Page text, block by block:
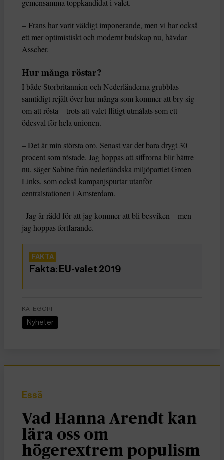
gemensamma toppkandidat i valet.
– Frans har varit väldigt imponerande, men vi har också
ett mer optimistiskt och modernt budskap nu, hävdar
Asscher.
Hur många röstar?
I både Storbritannien och Nederländerna grubblas
samtidigt rejält över hur många som kommer att bry sig
om att rösta – trots att valet flitigt utmålats som ett
ödesval för hela unionen.
– Det är min största oro. Senast var det bara drygt 30
procent som röstade. Jag hoppas att siffrorna blir bättre
nu, säger Sabine från nederländska miljöpartiet Groen
Links, som också kampanjspurtar utanför
centralstationen i Amsterdam.
–Jag är rädd för att jag kommer att bli besviken – men
jag hoppas fortfarande.
Fakta: EU-valet 2019
KATEGORI
Nyheter
Essä
Vad Hanna Arendt kan
lära oss om
högerextrem populism